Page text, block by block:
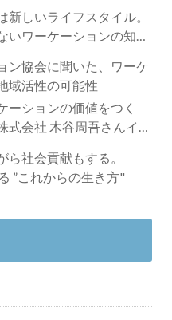
新しいライフスタイル。
いワーケーションの知ら
ン協会に聞いた、ワーケ
域活性の可能性
ーションの価値をつく
式会社 木谷周吾さんイン
ら社会貢献もする。
”これからの生き方"